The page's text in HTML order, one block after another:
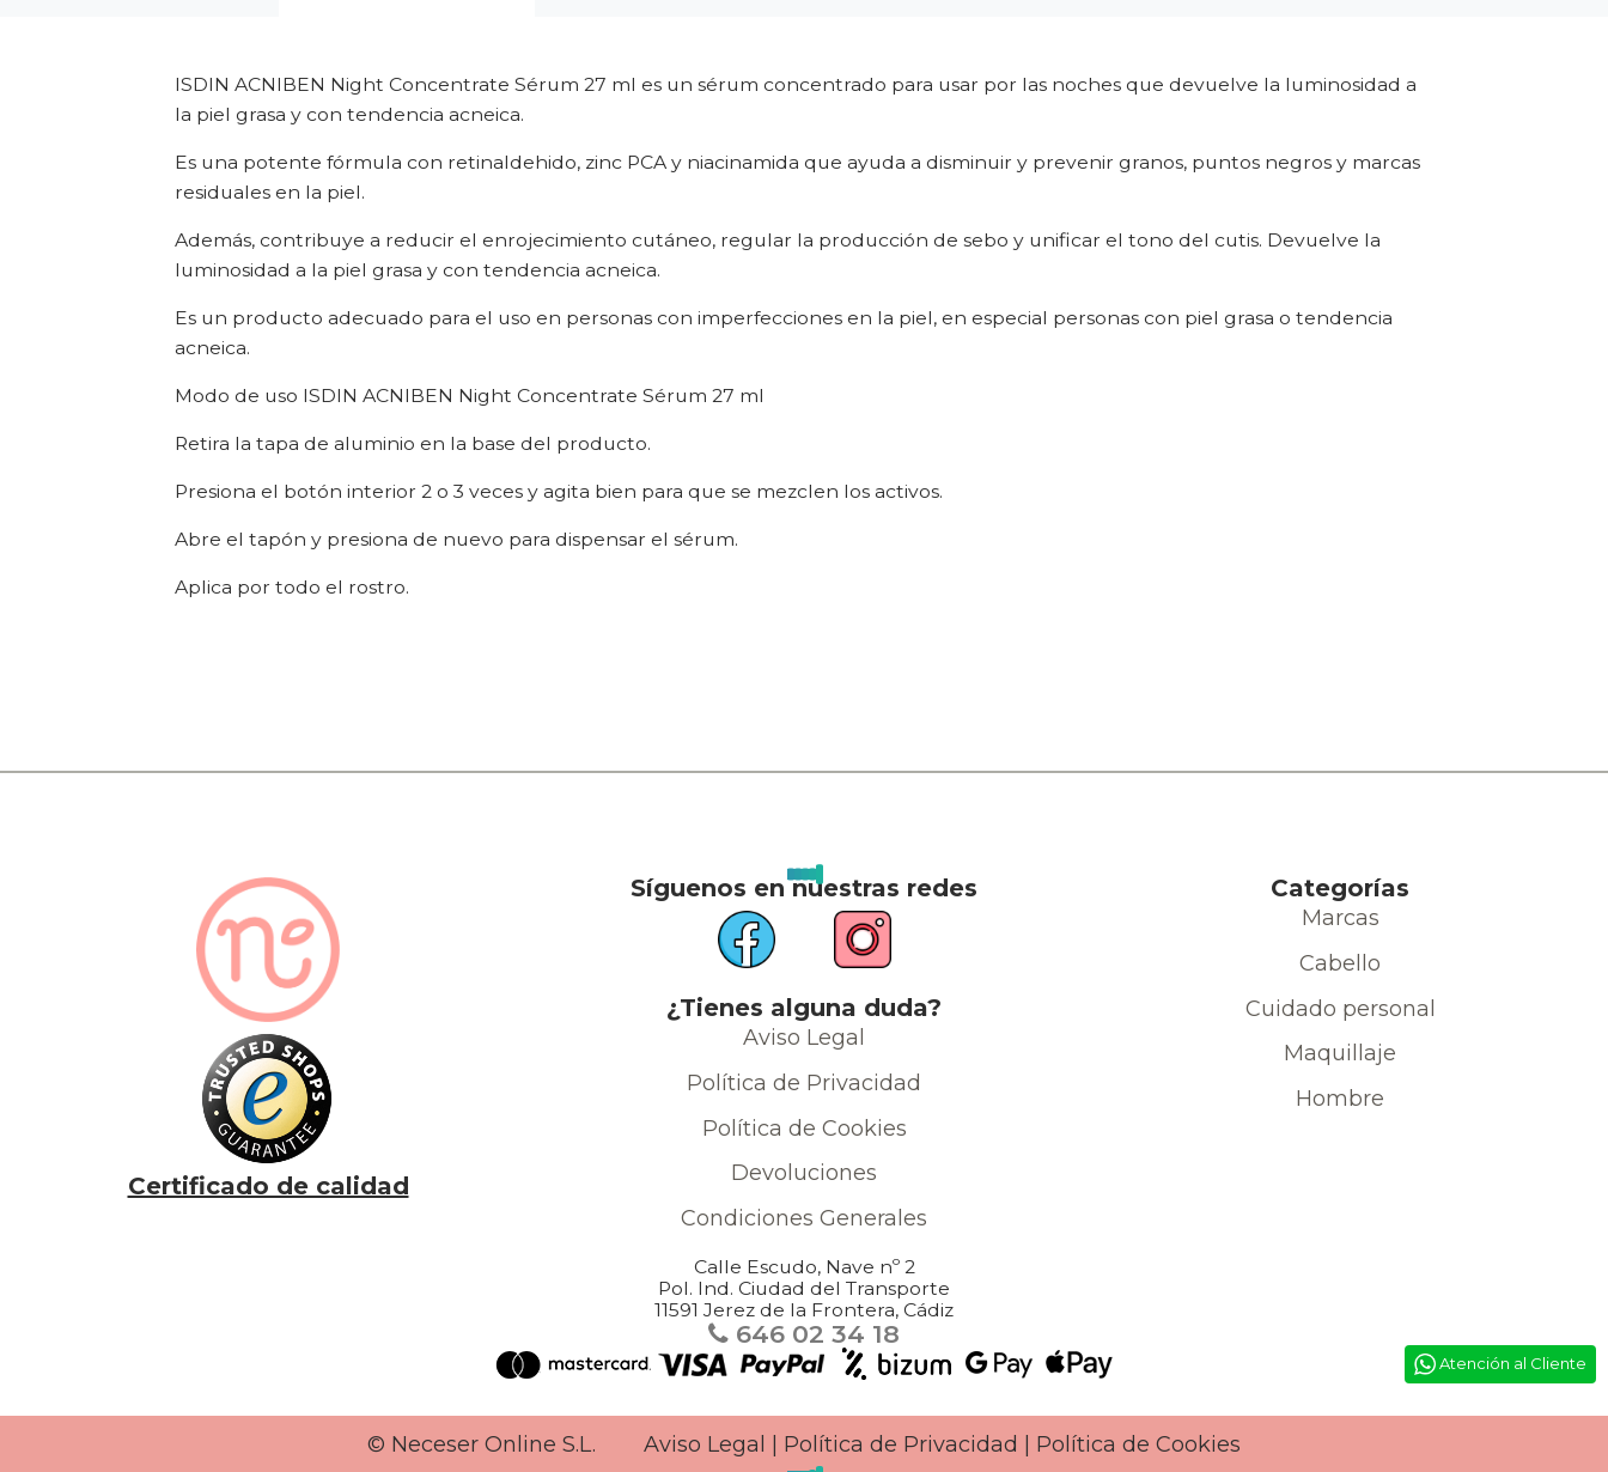
ISDIN ACNIBEN Night Concentrate Sérum 27 ml es un sérum concentrado para usar por las noches que devuelve la luminosidad a
la piel grasa y con tendencia acneica.
Es una potente fórmula con retinaldehido, zinc PCA y niacinamida que ayuda a disminuir y prevenir granos, puntos negros y marcas
residuales en la piel.
Además, contribuye a reducir el enrojecimiento cutáneo, regular la producción de sebo y unificar el tono del cutis. Devuelve la
luminosidad a la piel grasa y con tendencia acneica.
Es un producto adecuado para el uso en personas con imperfecciones en la piel, en especial personas con piel grasa o tendencia
acneica.
Modo de uso ISDIN ACNIBEN Night Concentrate Sérum 27 ml
Retira la tapa de aluminio en la base del producto.
Presiona el botón interior 2 o 3 veces y agita bien para que se mezclen los activos.
Abre el tapón y presiona de nuevo para dispensar el sérum.
Aplica por todo el rostro.
Certificado de calidad
Síguenos en nuestras redes
¿Tienes alguna duda?
Aviso Legal
Política de Privacidad
Política de Cookies
Devoluciones
Condiciones Generales
Calle Escudo, Nave nº 2
Pol. Ind. Ciudad del Transporte
11591 Jerez de la Frontera, Cádiz
646 02 34 18
Categorías
Marcas
Cabello
Cuidado personal
Maquillaje
Hombre
© Neceser Online S.L. Aviso Legal Política de Privacidad Política de Cookies
Atención al Cliente